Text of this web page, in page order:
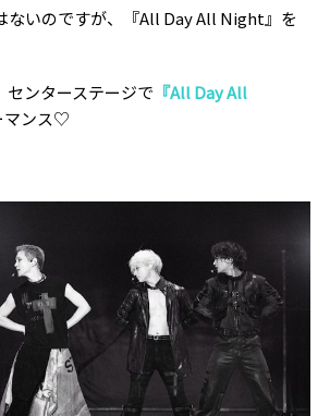
ないのですが、『All Day All Night』を
センターステージで 『All Day All
マンス♡